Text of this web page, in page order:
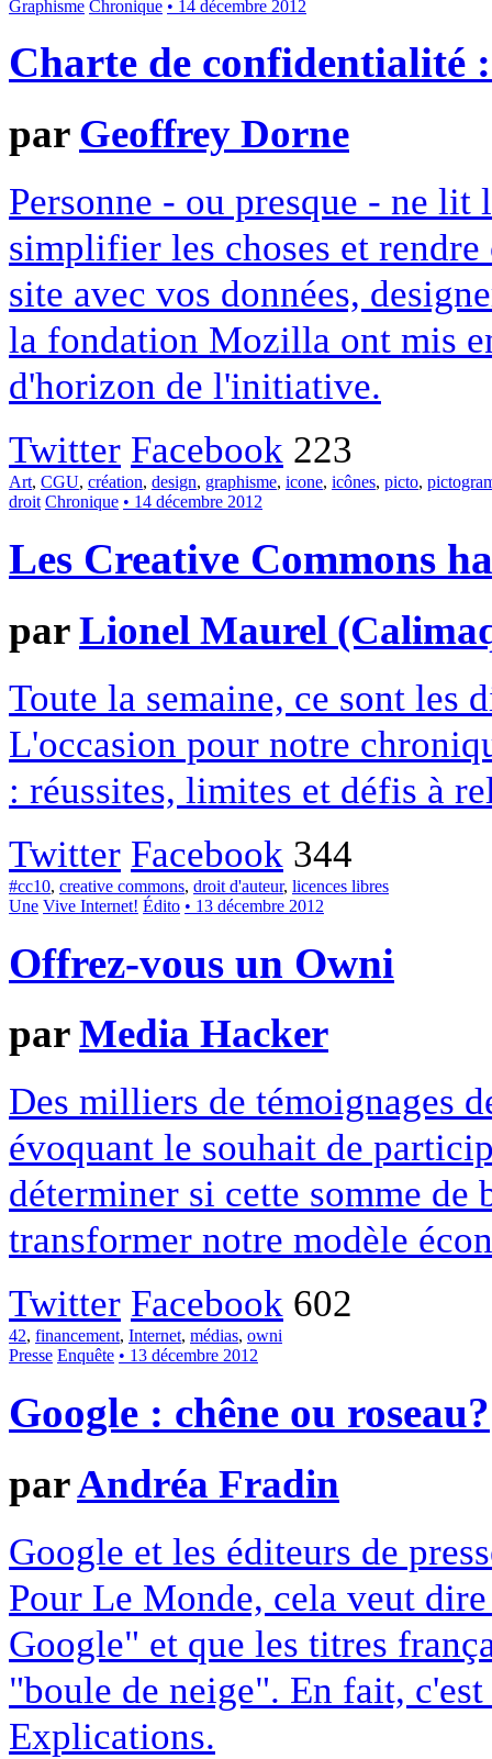
Graphisme Chronique • 14 décembre 2012
Charte de confidentialité
par Geoffrey Dorne
Personne - ou presque - ne
simplifier les choses et
site avec vos données,
la fondation Mozilla ont mis
d'horizon de l'initiative.
Twitter Facebook 223
Art, CGU, création, design, graphisme, icone, icônes, picto,
droit Chronique • 14 décembre 2012
Les Creative Commons
parLionel Maurel
Toute la semaine, ce sont les
L'occasion pour notre
: réussites, limites et défis à
Twitter Facebook 344
#cc10, creative commons, droit d'auteur, licences libres
Une Vive Internet! Édito • 13 décembre 2012
Offrez-vous un Owni
parMedia Hacker
Des milliers de témoignages
évoquant le souhait de
déterminer si cette somme
transformer notre modèle
Twitter Facebook 602
42, financement, Internet, médias, owni
Presse Enquête • 13 décembre 2012
Google : chêne ou roseau?
parAndréa Fradin
Google et les éditeurs de
Pour Le Monde, cela veut
Google" et que les titres
"boule de neige". En fait,
Explications.